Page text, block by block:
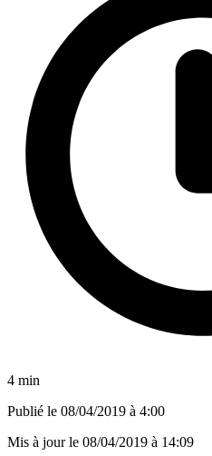
4 min
Publié le 08/04/2019 à 4:00
Mis à jour le 08/04/2019 à 14:09